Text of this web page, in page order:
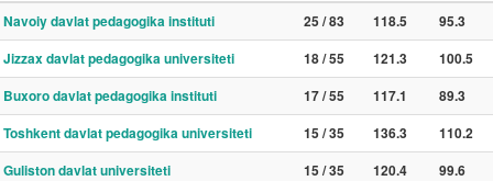
Navoiy davlat pedagogika instituti 25 / 83 118.5
95.3
Jizzax davlat pedagogika universiteti
18 / 55 121.3
100.5
Buxoro davlat pedagogika instituti
17 / 55 117.1
89.3
Toshkent davlat pedagogika universiteti
15 / 35 136.3
110.2
Guliston davlat universiteti
15 / 35 120.4
99.6